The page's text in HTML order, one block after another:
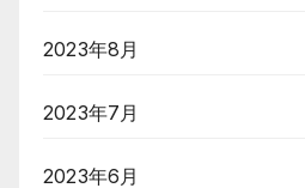
2023年8月
2023年7月
2023年6月